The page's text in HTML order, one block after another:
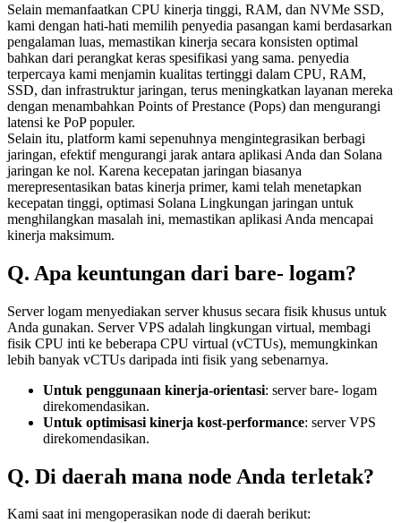
Selain memanfaatkan CPU kinerja tinggi, RAM, dan NVMe SSD,
kami dengan hati-hati memilih penyedia pasangan kami berdasarkan
pengalaman luas, memastikan kinerja secara konsisten optimal
bahkan dari perangkat keras spesifikasi yang sama. penyedia
terpercaya kami menjamin kualitas tertinggi dalam CPU, RAM,
SSD, dan infrastruktur jaringan, terus meningkatkan layanan mereka
dengan menambahkan Points of Prestance (Pops) dan mengurangi
latensi ke PoP populer.
Selain itu, platform kami sepenuhnya mengintegrasikan berbagi
jaringan, efektif mengurangi jarak antara aplikasi Anda dan Solana
jaringan ke nol. Karena kecepatan jaringan biasanya
merepresentasikan batas kinerja primer, kami telah menetapkan
kecepatan tinggi, optimasi Solana Lingkungan jaringan untuk
menghilangkan masalah ini, memastikan aplikasi Anda mencapai
kinerja maksimum.
Q. Apa keuntungan dari bare- logam?
Server logam menyediakan server khusus secara fisik khusus untuk
Anda gunakan. Server VPS adalah lingkungan virtual, membagi
fisik CPU inti ke beberapa CPU virtual (vCTUs), memungkinkan
lebih banyak vCTUs daripada inti fisik yang sebenarnya.
Untuk penggunaan kinerja-orientasi: server bare- logam
direkomendasikan.
Untuk optimisasi kinerja kost-performance: server VPS
direkomendasikan.
Q. Di daerah mana node Anda terletak?
Kami saat ini mengoperasikan node di daerah berikut: